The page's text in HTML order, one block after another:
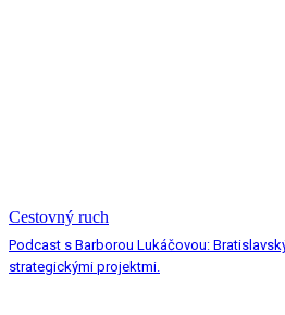
Cestovný ruch
Podcast s Barborou Lukáčovou:
strategickými projektmi.